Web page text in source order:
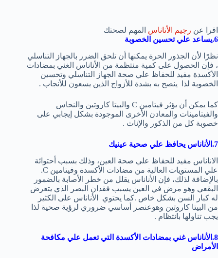
اقرا عن رجيم الأناناس المهم لصحتك
6.يساعد علي
تحسين الخصوبة
نظرًا لأن الجذور الحرة يمكنها أن تلحق الضرر بالجهاز التناسلي
، فإن الحصول على كمية منتظمة من الأناناس الغني بمضادات
الأكسدة مفيد للحفاظ علي صحة الجهاز التناسلي وتحسين
الخصوبة لذا ينصح به بشدة للأزواج الذين يسعون للأنجاب .
كما يمكن أن يؤثر فيتامين C والبيتا كاروتين والنحاس
والفيتامينات والمعادن الأخرى الموجودة بشكل إيجابي على
خصوبة كل من الذكور والإناث .
7.الأناناس يحافظ علي صحية عينيك
الاناناس مفيد للحفاظ علي صحة العين، وذلك بسبب أحتوائة
علي المستويات العالية من مضادات الأكسدة وفيتامين C.
بالإضافة لذلك، فإن الأناناس يقلل من خطر الأصابة بالضمور
البقعي وهو مرض في العين يسبب فقدان البصر الذي يتعرض
له كبار السن بشكل خاص .كما يحتوي الأناناس على الكثير
من البيتا كاروتين وهوعنصر أساسي ضروري لرؤية صحية لذا
يجب تناولها بانتظام .
8.الأناناس غني بمضادات الأكسدة التي تعمل علي مكافحة
الأمراض